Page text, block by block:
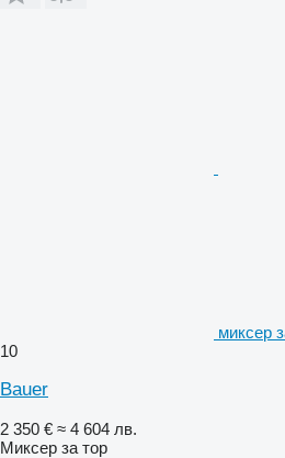
миксер
10
Bauer
2 350 € ≈ 4 604 лв.
Миксер за тор